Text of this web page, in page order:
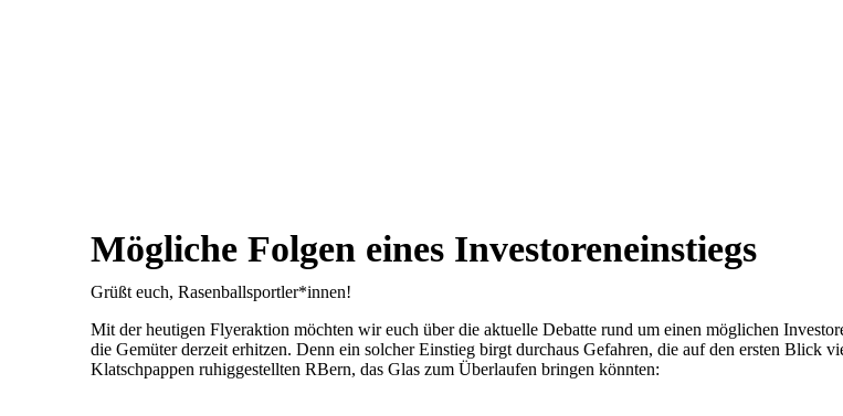
Mögliche Folgen eines Investoreneinstiegs
Grüßt euch, Rasenballsportler*innen!
Mit der heutigen Flyeraktion möchten wir euch über die aktuelle Debatte rund um einen möglichen
die Gemüter derzeit erhitzen. Denn ein solcher Einstieg birgt durchaus Gefahren, die auf den ersten Blick
Klatschpappen ruhiggestellten RBern, das Glas zum Überlaufen bringen könnten: